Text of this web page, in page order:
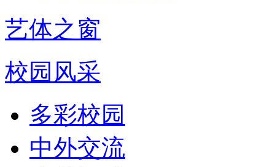
艺体之窗
校园风采
多彩校园
中外交流